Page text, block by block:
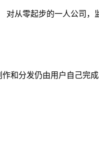
对从零起步的一人公司
和分发仍由用户自己完成